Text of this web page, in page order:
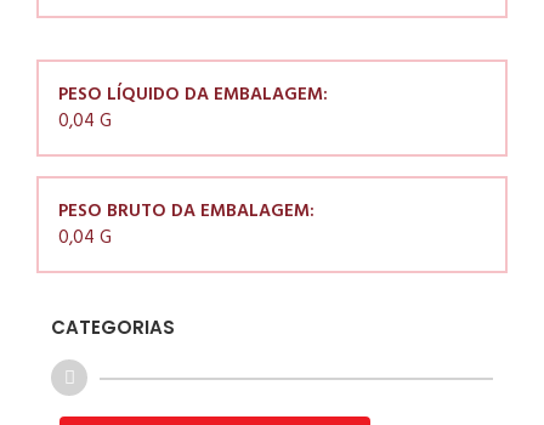
PESO LÍQUIDO DA EMBALAGEM:
0,04 G
PESO BRUTO DA EMBALAGEM:
0,04 G
CATEGORIAS